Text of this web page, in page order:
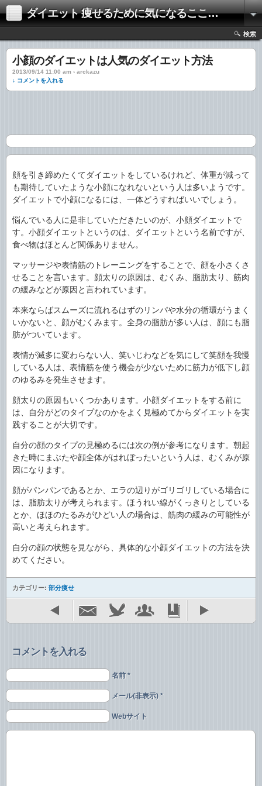
ダイエット 痩せるために気になるここだけの話
検索
小顔のダイエットは人気のダイエット方法
2013/09/14 11:00 am › arckazu
↓ コメントを入れる
顔を引き締めたくてダイエットをしているけれど、体重が減って
も期待していたような小顔になれないという人は多いようです。
ダイエットで小顔になるには、一体どうすればいいでしょう。
悩んでいる人に是非していただきたいのが、小顔ダイエットで
す。小顔ダイエットというのは、ダイエットという名前ですが、
食べ物はほとんど関係ありません。
マッサージや表情筋のトレーニングをすることで、顔を小さくさ
せることを言います。顔太りの原因は、むくみ、脂肪太り、筋肉
の緩みなどが原因と言われています。
本来ならばスムーズに流れるはずのリンパや水分の循環がうまく
いかないと、顔がむくみます。全身の脂肪が多い人は、顔にも脂
肪がついています。
表情が滅多に変わらない人、笑いじわなどを気にして笑顔を我慢
している人は、表情筋を使う機会が少ないために筋力が低下し顔
のゆるみを発生させます。
顔太りの原因もいくつかあります。小顔ダイエットをする前に
は、自分がどのタイプなのかをよく見極めてからダイエットを実
践することが大切です。
自分の顔のタイプの見極めるには次の例が参考になります。朝起
きた時にまぶたや顔全体がはれぼったいという人は、むくみが原
因になります。
顔がパンパンであるとか、エラの辺りがゴリゴリしている場合に
は、脂肪太りが考えられます。ほうれい線がくっきりとしている
とか、ほほのたるみがひどい人の場合は、筋肉の緩みの可能性が
高いと考えられます。
自分の顔の状態を見ながら、具体的な小顔ダイエットの方法を決
めてください。
カテゴリー: 部分痩せ
コメントを入れる
名前 *
メール(非表示) *
Webサイト